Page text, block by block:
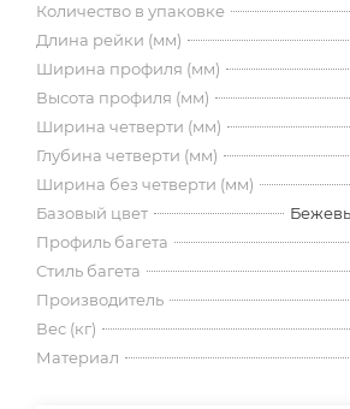
Количество в упаковке
Длина рейки (мм)
Ширина профиля (мм)
Высота профиля (мм)
Ширина четверти (мм)
Глубина четверти (мм)
Ширина без четверти (мм)
Базовый цвет
Профиль багета
Стиль багета
Производитель
Вес (кг)
Материал